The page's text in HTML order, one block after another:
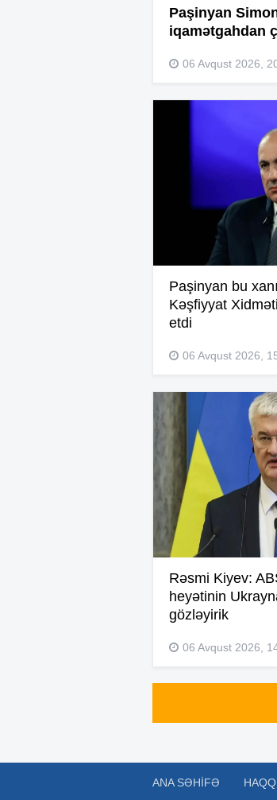
Paşinyan
iqamətgahdan
06 Avqust 2026,
Paşinyan bu
Kəşfiyyat
etdi
06 Avqust 2026,
Rəsmi Kiyev:
heyətinin
gözləyirik
06 Avqust 2026,
ANA SƏHIFƏ